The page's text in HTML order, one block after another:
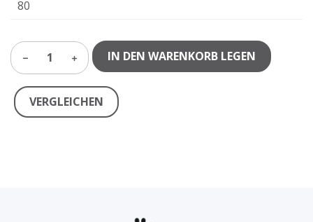
80
1 IN DEN WARENKORB LEGEN
VERGLEICHEN